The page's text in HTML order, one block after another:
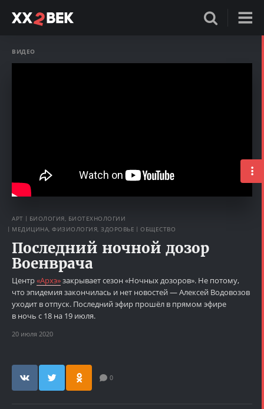
ВИДЕО
АРТ
БИОЛОГИЯ, БИОТЕХНОЛОГИИ
МЕДИЦИНА, ФИЗИОЛОГИЯ, ЗДОРОВЬЕ
ОБЩЕСТВО
Последний ночной дозор
Военврача
Центр«Архэ»закрывает сезон «Ночных дозоров». Не потому,
что эпидемия закончилась и нет новостей — Алексей Водовозов
уходит в отпуск. Последний эфир прошёл в прямом эфире
в ночь с 18 на 19 июля.
20 июля 2020
0